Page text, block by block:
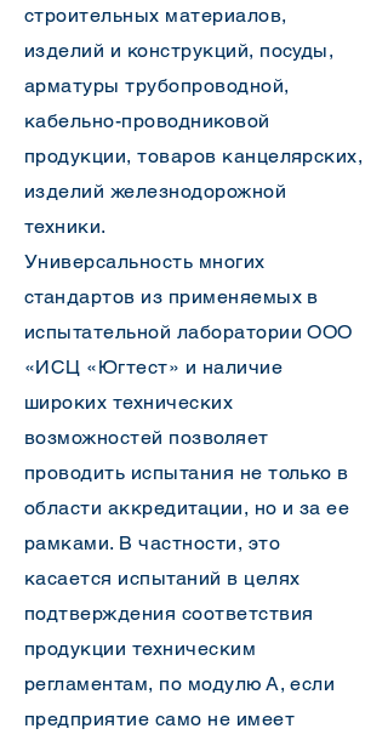
строительных материалов,
изделий и конструкций, посуды,
арматуры трубопроводной,
кабельно-проводниковой
продукции, товаров канцелярских,
изделий железнодорожной
техники.
Универсальность многих
стандартов из применяемых в
испытательной лаборатории ООО
«ИСЦ «Югтест» и наличие
широких технических
возможностей позволяет
проводить испытания не только в
области аккредитации, но и за ее
рамками. В частности, это
касается испытаний в целях
подтверждения соответствия
продукции техническим
регламентам, по модулю А, если
предприятие само не имеет